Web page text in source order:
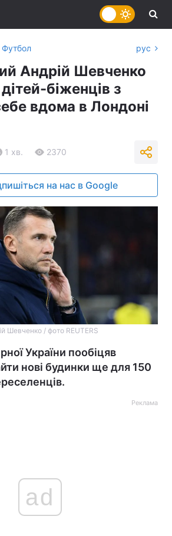
Футбол рус
Андрій Шевченко
біженців з
вдома в Лондоні
1 хв. 2370
на нас в Google
Шевченко / фото REUTERS
України пообіцяв
нові будинки ще для 150
Реклама
ad